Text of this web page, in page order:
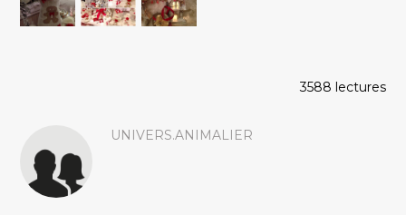
3588 lectures
UNIVERS.ANIMALIER